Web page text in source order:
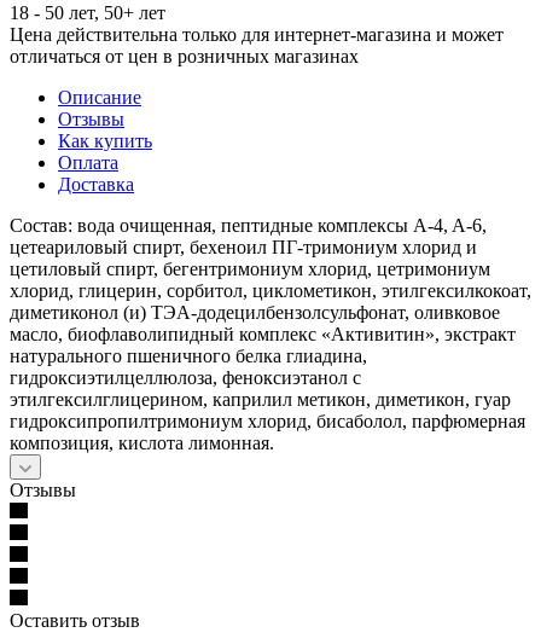
18 - 50 лет, 50+ лет
Цена действительна только для интернет-магазина и может
отличаться от цен в розничных магазинах
Описание
Отзывы
Как купить
Оплата
Доставка
Состав: вода очищенная, пептидные комплексы A-4, A-6,
цетеариловый спирт, бехеноил ПГ-тримониум хлорид и
цетиловый спирт, бегентримониум хлорид, цетримониум
хлорид, глицерин, сорбитол, циклометикон, этилгексилкокоат,
диметиконол (и) ТЭА-додецилбензолсульфонат, оливковое
масло, биофлаволипидный комплекс «Активитин», экстракт
натурального пшеничного белка глиадина,
гидроксиэтилцеллюлоза, феноксиэтанол с
этилгексилглицерином, каприлил метикон, диметикон, гуар
гидроксипропилтримониум хлорид, бисаболол, парфюмерная
композиция, кислота лимонная.
Отзывы
Оставить отзыв